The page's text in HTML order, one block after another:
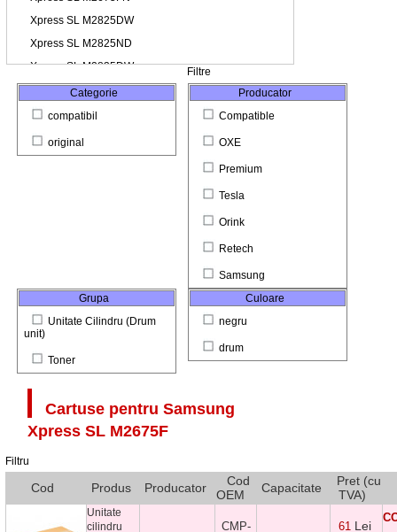
Filtre
Categorie
compatibil
original
Producator
Compatible
OXE
Premium
Tesla
Orink
Retech
Samsung
Grupa
Unitate Cilindru (Drum
unit)
Toner
Culoare
negru
drum
Cartuse pentru Samsung
Xpress SL M2675F
Filtru
Cod Produs Producator
Cod
OEM
Capacitate
Pret (cu
TVA)
Unitate
cilindru
CMP-
61 Lei